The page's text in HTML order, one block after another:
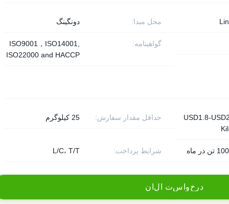
محل مبدا: دونگينگ
گواهینامه:
ISO9001，ISO14001,
ISO22000 and HACCP
حداقل مقدار سفارش: 25 کیلوگرم
USD1.8-
شرایط پرداخت: L/C، T/T ماه
در خو ست ل ن